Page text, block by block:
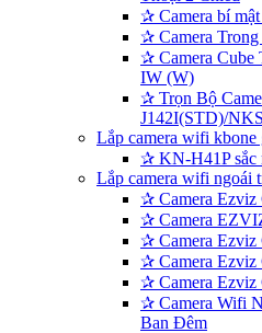
✰ Camera bí
✰ Camera
✰ Camera
IW (W)
✰ Trọn Bộ
J142I(STD)/
Lắp camera wifi kbone
✰ KN-H41P
Lắp camera wifi ngoái
✰ Camera
✰ Camera
✰ Camera
✰ Camera
✰ Camera
✰ Camera Wifi
Ban Đêm